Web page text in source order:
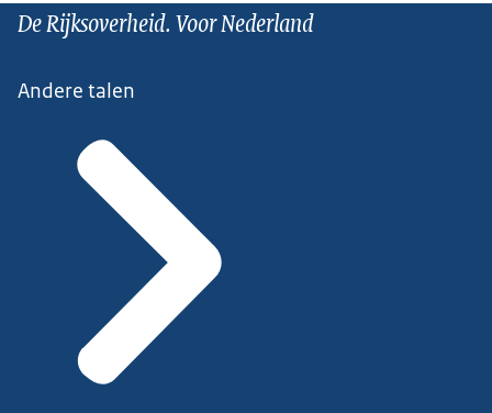
De Rijksoverheid. Voor Nederland
Andere talen